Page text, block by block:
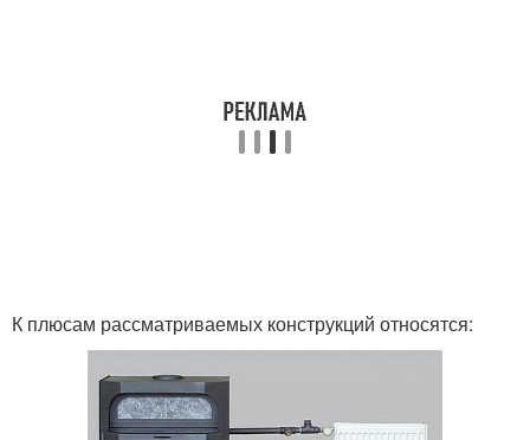
К плюсам рассматриваемых конструкций относятся: